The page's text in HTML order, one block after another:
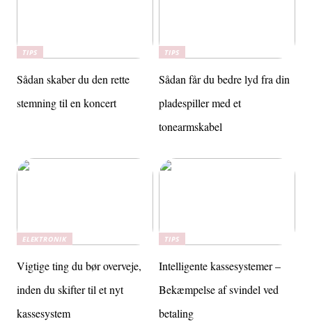
TIPS
Sådan skaber du den rette
stemning til en koncert
TIPS
Sådan får du bedre lyd fra din
pladespiller med et
tonearmskabel
ELEKTRONIK
Vigtige ting du bør overveje,
inden du skifter til et nyt
kassesystem
TIPS
Intelligente kassesystemer –
Bekæmpelse af svindel ved
betaling